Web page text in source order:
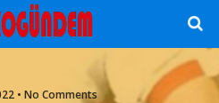
• No Comments